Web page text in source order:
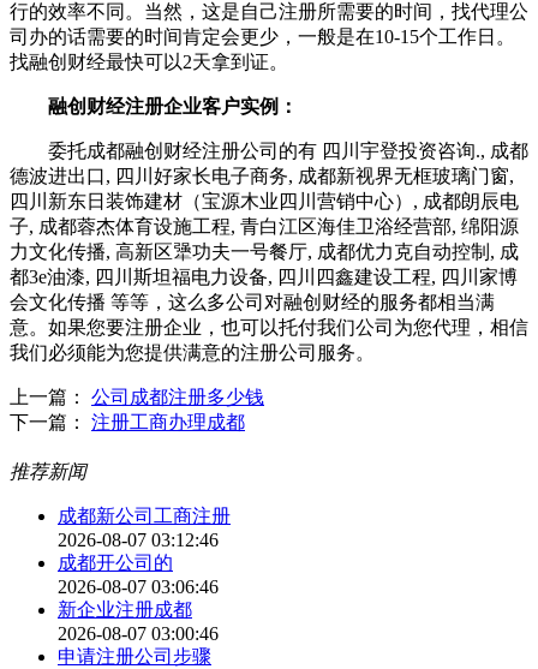
行的效率不同。当然，这是自己注册所需要的时间，找代理公
司办的话需要的时间肯定会更少，一般是在10-15个工作日。
找融创财经最快可以2天拿到证。
融创财经注册企业客户实例：
委托成都融创财经注册公司的有 四川宇登投资咨询., 成都
德波进出口, 四川好家长电子商务, 成都新视界无框玻璃门窗,
四川新东日装饰建材（宝源木业四川营销中心）, 成都朗辰电
子, 成都蓉杰体育设施工程, 青白江区海佳卫浴经营部, 绵阳源
力文化传播, 高新区犟功夫一号餐厅, 成都优力克自动控制, 成
都3e油漆, 四川斯坦福电力设备, 四川四鑫建设工程, 四川家博
会文化传播 等等，这么多公司对融创财经的服务都相当满
意。如果您要注册企业，也可以托付我们公司为您代理，相信
我们必须能为您提供满意的注册公司服务。
上一篇： 公司成都注册多少钱
下一篇： 注册工商办理成都
推荐新闻
成都新公司工商注册
2026-08-07 03:12:46
成都开公司的
2026-08-07 03:06:46
新企业注册成都
2026-08-07 03:00:46
申请注册公司步骤